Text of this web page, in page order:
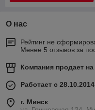
О нас
Рейтинг не
Менее 5 отзывов за
Компания продает на
Работает с 28.10.2014
г. Минск